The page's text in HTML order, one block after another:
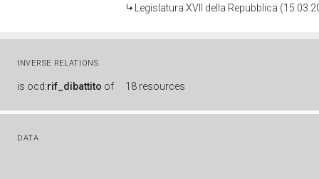
Legislatura XVII della Repubblica
INVERSE RELATIONS
is ocd:rif_dibattito of 18 resources
DATA